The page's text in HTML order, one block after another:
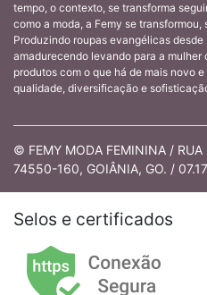
tempo, o contexto, se transforma
como a moda, a Femy se transformou,
Produzindo roupas evangélicas
amadurecendo levando para a
produtos com o que há de mais novo
qualidade, diversificação e
© FEMY MODA FEMININA /
74550-160, GOIÂNIA, GO. /
Selos e certificados